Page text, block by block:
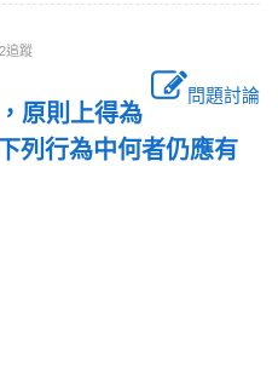
2追蹤
問題討論
原則上得為
列行為中何者仍應有